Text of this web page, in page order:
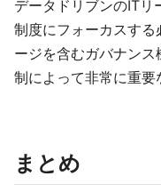
データドリブンのITリ
制度にフォーカスす
ージを含むガバナン
制によって非常に重要
まとめ